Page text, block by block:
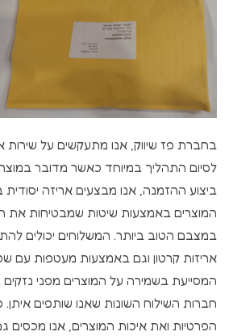
בחברת פז שיווק, אנו מתעקשים על שירות
לסיום התהליך במיוחד כאשר מדובר
ביצוע ההזמנה, אנו מבצעים אריזה
המוצרים באמצעות שיטות שמבטיחות את
במצבם הטוב ביותר. המשלוחים יכולים
אריזות קרטון וגם באמצעות מעטפות עם
המסייעת בשמירה על המוצרים מפני
חברות השילוח השונות שאנו שותפים
הפרטיות ואת איכות המוצרים, אנו